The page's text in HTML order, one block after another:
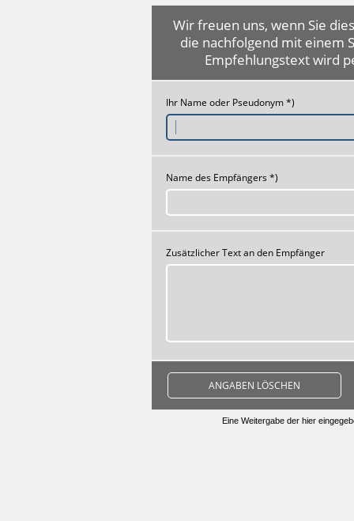
Wir freuen uns, wenn Sie
die nachfolgend mit einem
Empfehlungstext wird
Ihr Name oder Pseudonym *)
Name des Empfängers *)
Zusätzlicher Text an den Empfänger
ANGABEN LÖSCHEN
Eine Weitergabe der hier